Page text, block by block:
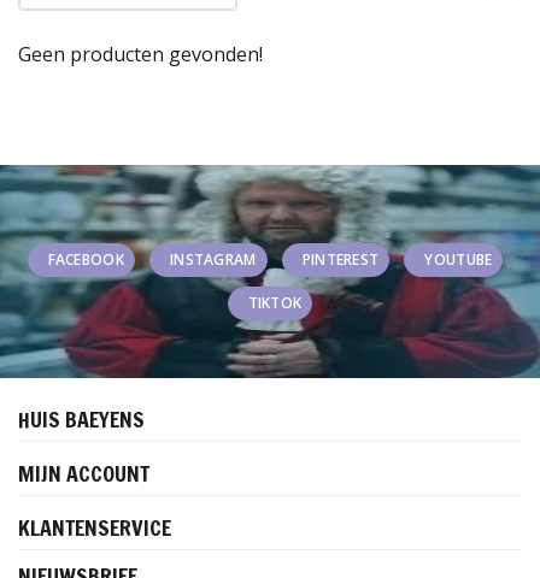
Geen producten gevonden!
FACEBOOK INSTAGRAM PINTEREST YOUTUBE
TIKTOK
HUIS BAEYENS
MIJN ACCOUNT
KLANTENSERVICE